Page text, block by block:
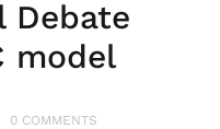
Debate
model
0 COMMENTS